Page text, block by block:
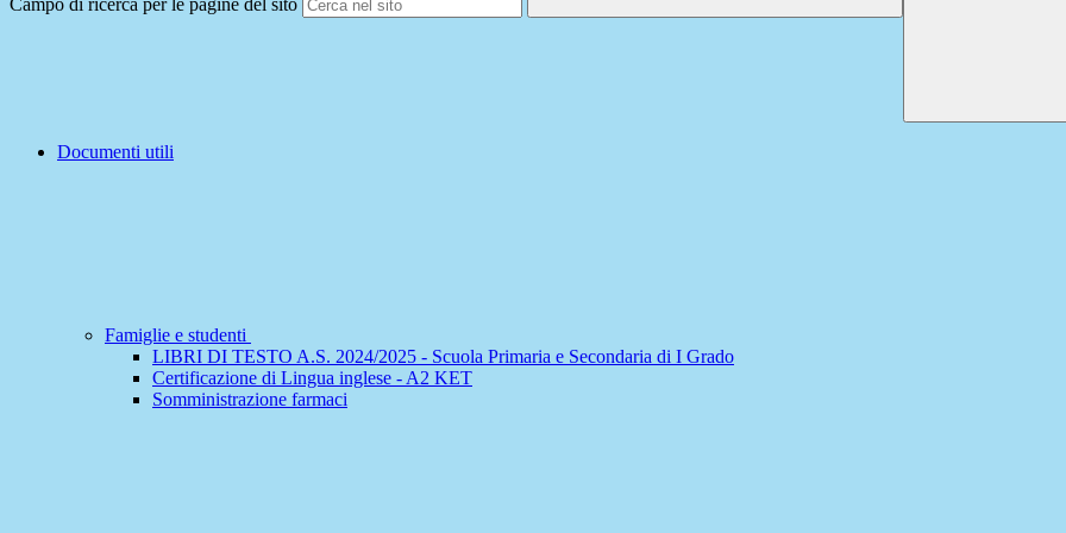
Campo di ricerca per le pagine del sito
Documenti utili
Famiglie e studenti
LIBRI DI TESTO A.S. 2024/2025 - Scuola Primaria e Secondaria di I Grado
Certificazione di Lingua inglese - A2 KET
Somministrazione farmaci